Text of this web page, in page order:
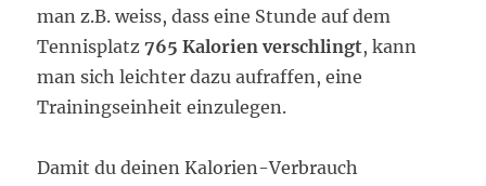
man z.B. weiss, dass eine Stunde auf dem
Tennisplatz765 Kalorien verschlingt, kann
man sich leichter dazu aufraffen, eine
Trainingseinheit einzulegen.
Damit du deinen Kalorien-Verbrauch